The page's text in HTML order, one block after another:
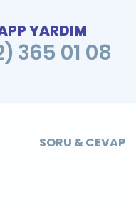
YARDIM
365 01 08
SORU & CEVAP